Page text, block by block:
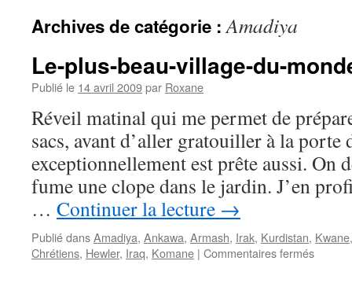
Archives de catégorie :Amadiya
Le-plus-beau-village-du-
Publié le 14 avril 2009par Roxane
Réveil matinal qui me permet de
sacs, avant d’aller gratouiller à la porte
exceptionnellement est prête aussi. On
fume une clope dans le jardin. J’en
… Continuer la lecture →
Publié dansAmadiya, Ankawa, Armash, Irak, Kurdistan, Kwane
Chrétiens, Hewler, Iraq, Komane | Commentaires ferméssur